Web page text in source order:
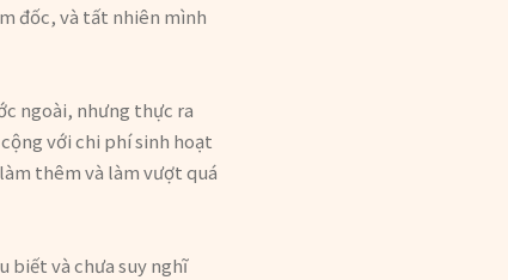
đốc, và tất nhiên mình
ngoài, nhưng thực ra
với chi phí sinh hoạt
thêm và làm vượt quá
biết và chưa suy nghĩ